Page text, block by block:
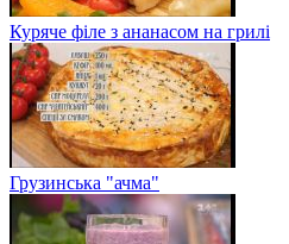
Куряче філе з ананасом на грилі
Грузинська "ачма"